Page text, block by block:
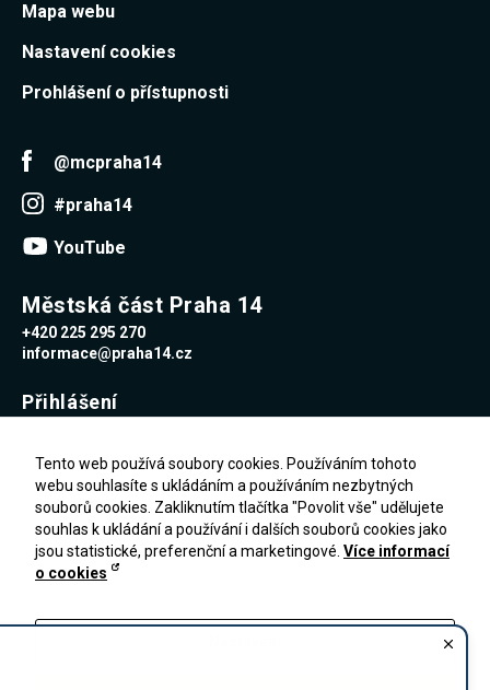
Mapa webu
Nastavení cookies
Prohlášení o přístupnosti
@mcpraha14
#praha14
YouTube
Městská část Praha 14
+420 225 295 270
informace@praha14.cz
Přihlášení
Heslo
Tento web používá soubory cookies. Používáním tohoto
webu souhlasíte s ukládáním a používáním nezbytných
souborů cookies. Zakliknutím tlačítka "Povolit vše" udělujete
souhlas k ukládání a používání i dalších souborů cookies jako
jsou statistické, preferenční a marketingové. Více informací
o cookies